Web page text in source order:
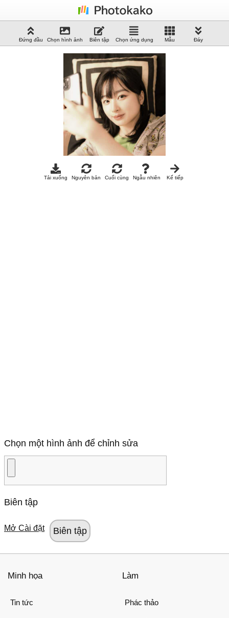
Đứng đầu Chọn hình ảnh Biên tập Chọn ứng dụng Mẫu Đáy
Tải xuống Nguyên bản Cuối cùng Ngẫu nhiên Kế tiếp
Chọn một hình ảnh để chỉnh sửa
Biên tập
Mở Cài đặt
Minh họa
Tin tức
Làm
Phác thảo